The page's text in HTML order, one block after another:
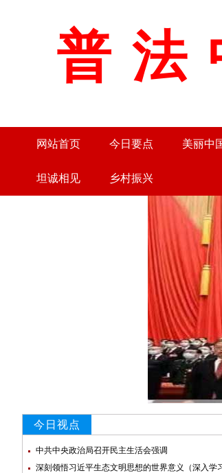
普
网站首页 今日要点 美丽中
坦诚相见 乡村振兴
今日视点
中共中央政治局召开民主生活会强调
深刻领悟习近平生态文明思想的世界意义（深入学